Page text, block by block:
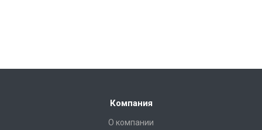
Компания
О компании